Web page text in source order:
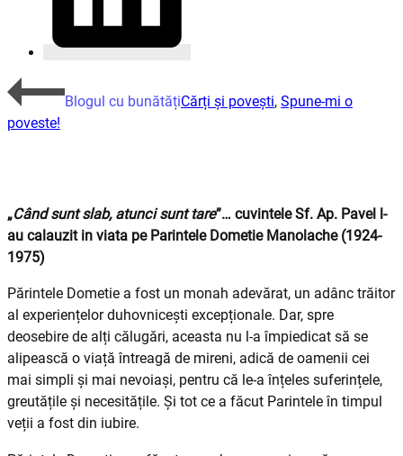
Blogul cu bunătățiCărți și povești, Spune-mi o
poveste!
„Când sunt slab, atunci sunt tare”… cuvintele Sf. Ap. Pavel l-
au calauzit in viata pe Parintele Dometie Manolache (1924-
1975)
Părintele Dometie a fost un monah adevărat, un adânc trăitor
al experiențelor duhovnicești excepționale. Dar, spre
deosebire de alți călugări, aceasta nu l-a împiedicat să se
alipească o viață întreagă de mireni, adică de oamenii cei
mai simpli și mai ne­vo­iași, pentru că le-a înțeles suferințele,
greutățile și necesitățile. Și tot ce a făcut Parintele în timpul
veții a fost din iubire.